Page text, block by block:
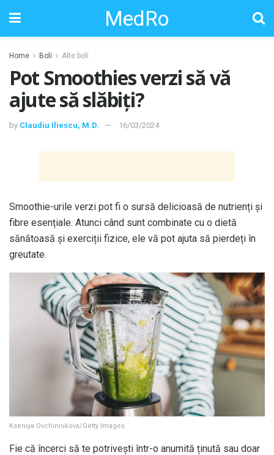
MedRo
Home Boli Alte boli
Pot Smoothies verzi să vă
ajute să slăbiți?
by Claudiu Iliescu, M.D. 16/03/2024
Smoothie-urile verzi pot fi o sursă delicioasă de nutrienți și
fibre esențiale. Atunci când sunt combinate cu o dietă
sănătoasă și exerciții fizice, ele vă pot ajuta să pierdeți în
greutate.
Kseniya Ovchinnikova/Getty Images
Fie că încerci să te potrivești într-o anumită ținută sau doar